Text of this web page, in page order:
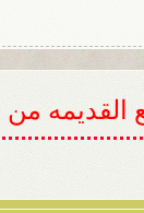
القديمه